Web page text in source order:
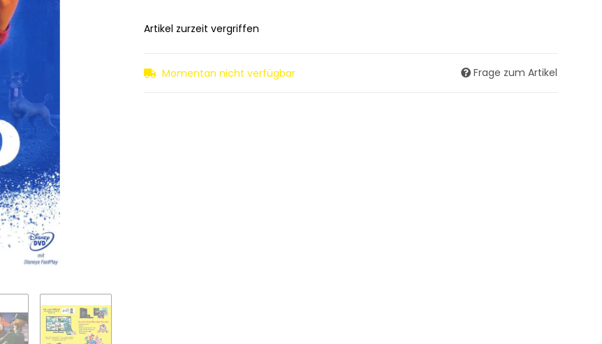
Artikel zurzeit vergriffen
Momentan nicht verfügbar Frage zum Artikel